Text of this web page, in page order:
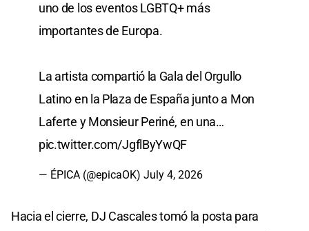
uno de los eventos LGBTQ+ más
importantes de Europa.
La artista compartió la Gala del Orgullo
Latino en la Plaza de España junto a Mon
Laferte y Monsieur Periné, en una…
pic.twitter.com/JgflByYwQF
— ÉPICA (@epicaOK) July 4, 2026
Hacia el cierre, DJ Cascales tomó la posta para